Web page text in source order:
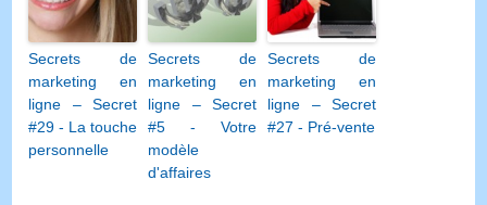
Secrets de
marketing en
ligne – Secret
#29 - La touche
personnelle
Secrets de
marketing en
ligne – Secret
#5 - Votre
modèle
d'affaires
Secrets de
marketing en
ligne – Secret
#27 - Pré-vente